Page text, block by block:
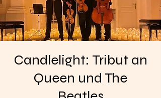
Candlelight: Tribut an
Queen und The